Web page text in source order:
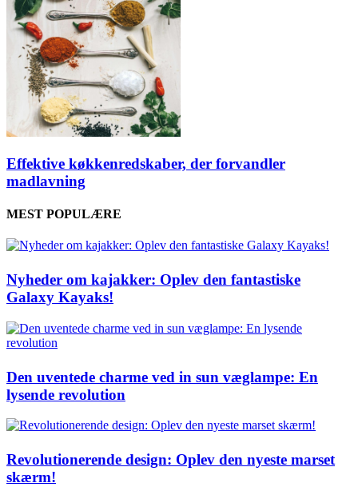
Effektive køkkenredskaber, der forvandler
madlavning
MEST POPULÆRE
Nyheder om kajakker: Oplev den fantastiske
Galaxy Kayaks!
Den uventede charme ved in sun væglampe: En
lysende revolution
Revolutionerende design: Oplev den nyeste marset
skærm!